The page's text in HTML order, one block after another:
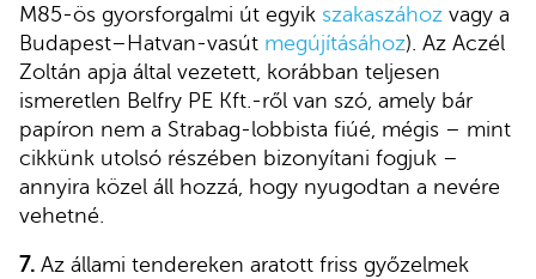
M85-ös gyorsforgalmi út egyik szakaszához vagy a
Budapest–Hatvan-vasút megújításához). Az Aczél
Zoltán apja által vezetett, korábban teljesen
ismeretlen Belfry PE Kft.-ről van szó, amely bár
papíron nem a Strabag-lobbista fiúé, mégis – mint
cikkünk utolsó részében bizonyítani fogjuk –
annyira közel áll hozzá, hogy nyugodtan a nevére
vehetné.
7. Az állami tendereken aratott friss győzelmek